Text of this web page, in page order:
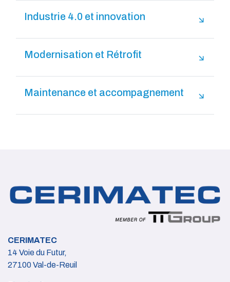
Industrie 4.0 et innovation
Modernisation et Rétrofit
Maintenance et accompagnement
CERIMATEC
14 Voie du Futur,
27100 Val-de-Reuil